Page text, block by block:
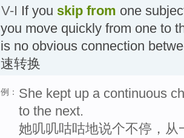
V-I If you skip from one
you move quickly from one to
is no obvious connection
速转换
例： She kept up a continuous
to the next.
她叽叽咕咕地说个不停，